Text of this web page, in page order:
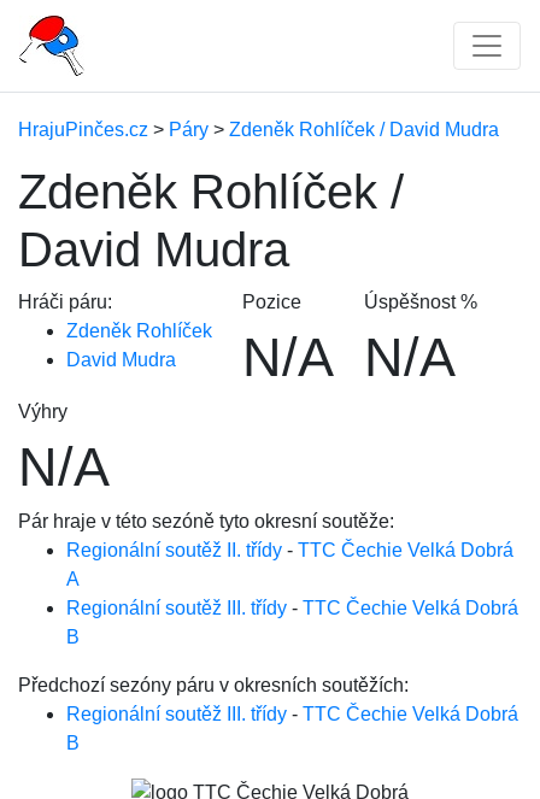
HrajuPinčes.cz > Páry > Zdeněk Rohlíček / David Mudra
Zdeněk Rohlíček /
David Mudra
Hráči páru:
Zdeněk Rohlíček
David Mudra
Pozice
N/A
Úspěšnost %
N/A
Výhry
N/A
Pár hraje v této sezóně tyto okresní soutěže:
Regionální soutěž II. třídy - TTC Čechie Velká Dobrá
A
Regionální soutěž III. třídy - TTC Čechie Velká Dobrá
B
Předchozí sezóny páru v okresních soutěžích:
Regionální soutěž III. třídy - TTC Čechie Velká Dobrá
B